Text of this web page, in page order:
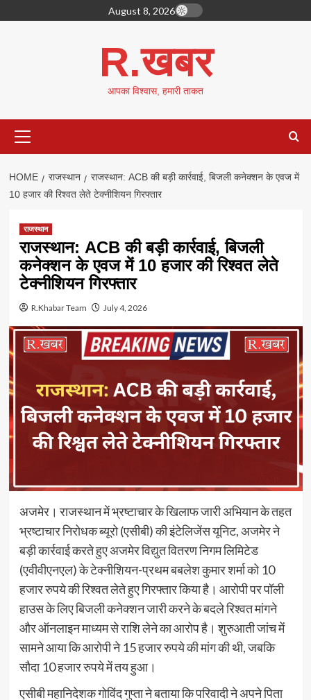
to
August 8, 2026
R.खबर
आपका विश्वास, हमारी ताकत
Menu
HOME राजस्थान
राजस्थान: ACB की बड़ी कार्रवाई, बिजली कनेक्शन के एवज में
10 हजार की रिश्वत लेते टेक्नीशियन गिरफ्तार
राजस्थान
राजस्थान: ACB की बड़ी कार्रवाई, बिजली
कनेक्शन के एवज में 10 हजार की रिश्वत लेते
टेक्नीशियन गिरफ्तार
R.Khabar Team July 4, 2026
अजमेर। राजस्थान में भ्रष्टाचार के खिलाफ जारी अभियान के तहत
भ्रष्टाचार निरोधक ब्यूरो (एसीबी) की इंटेलिजेंस यूनिट, अजमेर ने
बड़ी कार्रवाई करते हुए अजमेर विद्युत वितरण निगम लिमिटेड
(एवीवीएनएल) के टेक्नीशियन-प्रथम बबलेश कुमार शर्मा को 10
हजार रुपये की रिश्वत लेते हुए गिरफ्तार किया है। आरोपी पर पॉली
हाउस के लिए बिजली कनेक्शन जारी करने के बदले रिश्वत मांगने
और ऑनलाइन माध्यम से राशि लेने का आरोप है। शुरुआती जांच में
सामने आया कि आरोपी ने 15 हजार रुपये की मांग की थी, जबकि
सौदा 10 हजार रुपये में तय हुआ।
एसीबी महानिदेशक गोविंद गुप्ता ने बताया कि परिवादी ने अपने पिता